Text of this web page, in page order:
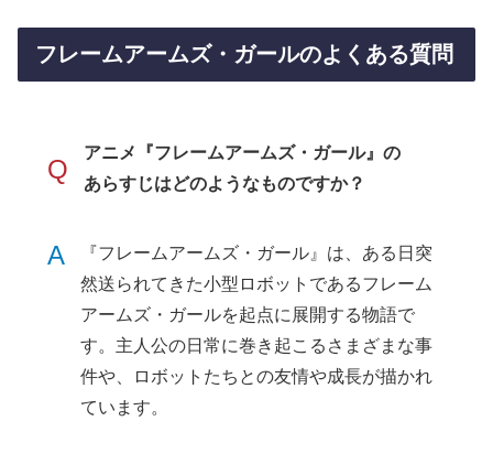
フレームアームズ・ガールのよくある質問
Q
アニメ『フレームアームズ・ガール』の
あらすじはどのようなものですか？
A
『フレームアームズ・ガール』は、ある日突
然送られてきた小型ロボットであるフレーム
アームズ・ガールを起点に展開する物語で
す。主人公の日常に巻き起こるさまざまな事
件や、ロボットたちとの友情や成長が描かれ
ています。